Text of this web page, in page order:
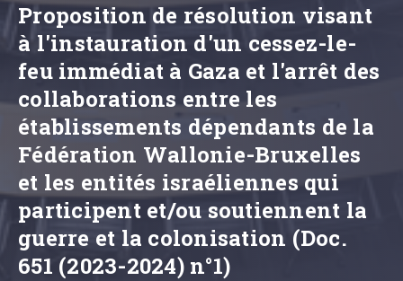
Proposition de résolution visant
à l'instauration d'un cessez-le-
feu immédiat à Gaza et l'arrêt des
collaborations entre les
établissements dépendants de la
Fédération Wallonie-Bruxelles
et les entités israéliennes qui
participent et/ou soutiennent la
guerre et la colonisation (Doc.
651 (2023-2024) n°1)